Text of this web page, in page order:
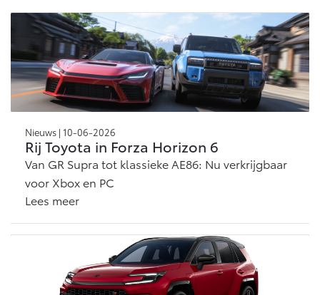
Land Cruiser (excl. BTW)
Vanaf € 89.986,-
Nieuws | 10-06-2026
Rij Toyota in Forza Horizon 6
Van GR Supra tot klassieke AE86: Nu verkrijgbaar
voor Xbox en PC
Lees meer